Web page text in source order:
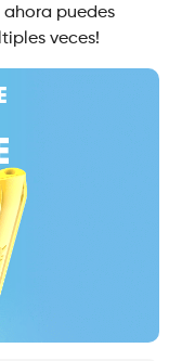
puedes
veces!